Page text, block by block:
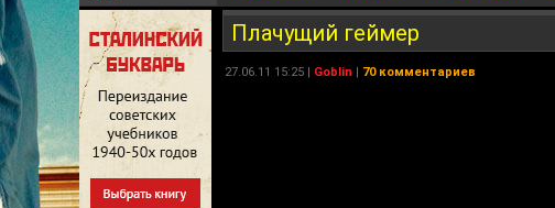
Плачущий геймер
27.06.11 15:25 | Goblin | 70 комментариев